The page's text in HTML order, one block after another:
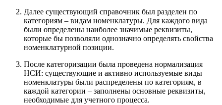
Далее существующий справочник был разделен по
категориям – видам номенклатуры. Для каждого вида
были определены наиболее значимые реквизиты,
которые бы позволяли однозначно определять свойства
номенклатурной позиции.
После категоризации была проведена нормализация
НСИ: существующие и активно используемые виды
номенклатуры были распределены по категориям, в
каждой категории – заполнены основные реквизиты,
необходимые для учетного процесса.